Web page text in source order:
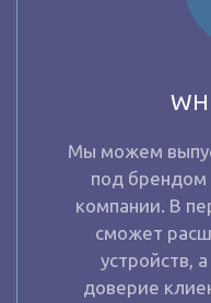
Мы можем
под брендом
компании. В
сможет
устройств,
доверие